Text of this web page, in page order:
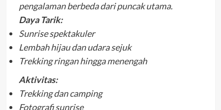
pengalaman berbeda dari puncak utama.
Daya Tarik:
Sunrise spektakuler
Lembah hijau dan udara sejuk
Trekking ringan hingga menengah
Aktivitas:
Trekking dan camping
Fotografi sunrise